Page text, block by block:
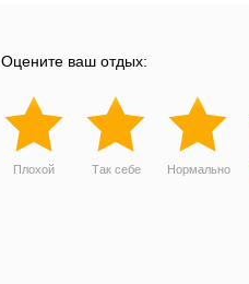
Оцените ваш отдых:
Плохой Так себе Нормально